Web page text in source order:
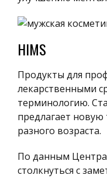
HIMS
Продукты для
лекарственными
терминологию.
предлагает новую
разного возраста.
По данным Центра
столкнуться с